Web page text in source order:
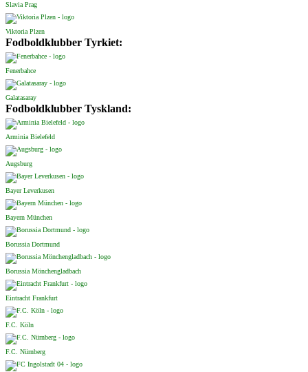
Slavia Prag
Viktoria Plzen
Fodboldklubber Tyrkiet:
Fenerbahce
Galatasaray
Fodboldklubber Tyskland:
Arminia Bielefeld
Augsburg
Bayer Leverkusen
Bayern München
Borussia Dortmund
Borussia Mönchengladbach
Eintracht Frankfurt
F.C. Köln
F.C. Nürnberg